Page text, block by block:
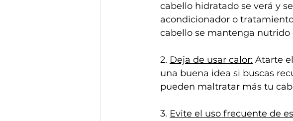
cabello hidratado se verá y
acondicionador o
cabello se mantenga nutrido
2. Deja de usar calor: Atarte
una buena idea si buscas
pueden maltratar más tu
3. Evite el uso frecuente de